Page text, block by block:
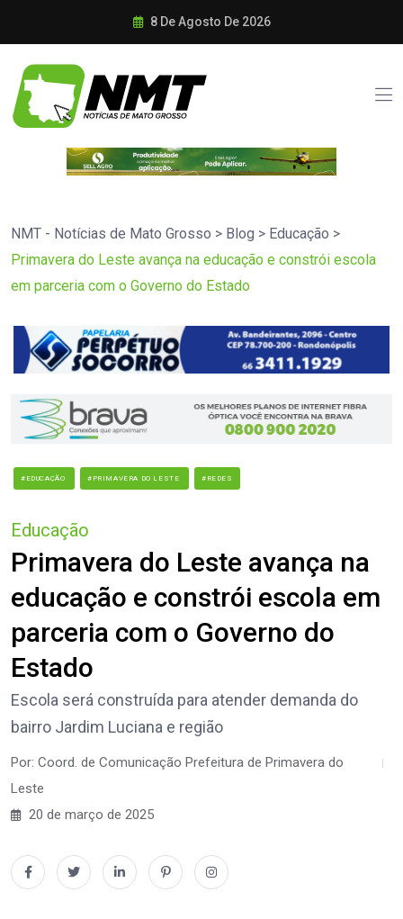
8 De Agosto De 2026
NMT - Notícias de Mato Grosso > Blog > Educação >
Primavera do Leste avança na educação e constrói escola
em parceria com o Governo do Estado
#EDUCAÇÃO #PRIMAVERA DO LESTE #REDES
Educação
Primavera do Leste avança na
educação e constrói escola em
parceria com o Governo do
Estado
Escola será construída para atender demanda do
bairro Jardim Luciana e região
Por: Coord. de Comunicação Prefeitura de Primavera do
Leste
20 de março de 2025